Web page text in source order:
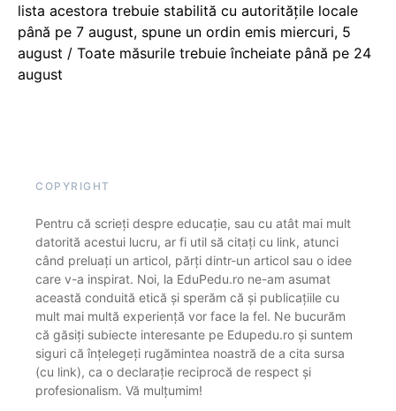
lista acestora trebuie stabilită cu autoritățile locale
până pe 7 august, spune un ordin emis miercuri, 5
august / Toate măsurile trebuie încheiate până pe 24
august
COPYRIGHT
Pentru că scrieți despre educație, sau cu atât mai mult
datorită acestui lucru, ar fi util să citați cu link, atunci
când preluați un articol, părți dintr-un articol sau o idee
care v-a inspirat. Noi, la EduPedu.ro ne-am asumat
această conduită etică și sperăm că și publicațiile cu
mult mai multă experiență vor face la fel. Ne bucurăm
că găsiți subiecte interesante pe Edupedu.ro și suntem
siguri că înțelegeți rugămintea noastră de a cita sursa
(cu link), ca o declarație reciprocă de respect și
profesionalism. Vă mulțumim!